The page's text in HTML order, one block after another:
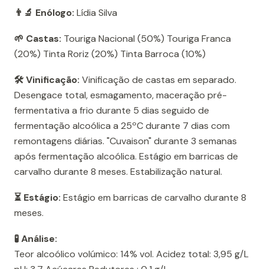
👨‍🔬 Enólogo: Lídia Silva
🌱 Castas: Touriga Nacional (50%) Touriga Franca
(20%) Tinta Roriz (20%) Tinta Barroca (10%)
🛠️ Vinificação: Vinificação de castas em separado.
Desengace total, esmagamento, maceração pré-
fermentativa a frio durante 5 dias seguido de
fermentação alcoólica a 25ºC durante 7 dias com
remontagens diárias. "Cuvaison" durante 3 semanas
após fermentação alcoólica. Estágio em barricas de
carvalho durante 8 meses. Estabilização natural.
⏳ Estágio: Estágio em barricas de carvalho durante 8
meses.
🧪 Análise:
Teor alcoólico volúmico: 14% vol. Acidez total: 3,95 g/L